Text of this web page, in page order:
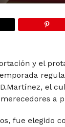
y el
el
a
fue elegido